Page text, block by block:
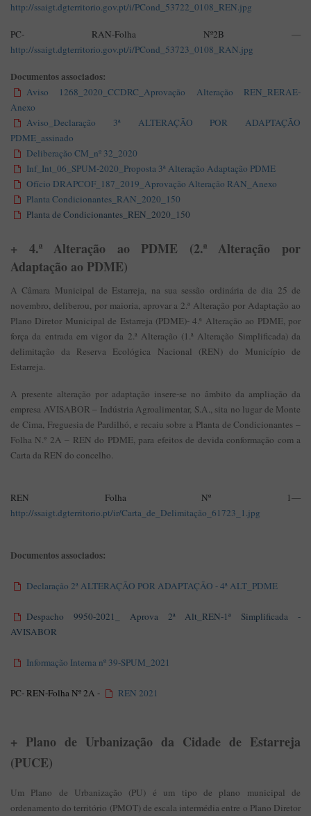
http://ssaigt.dgterritorio.gov.pt/i/PCond_53722_0108_REN.jpg
PC- RAN-Folha Nº2B —
http://ssaigt.dgterritorio.gov.pt/i/PCond_53723_0108_RAN.jpg
Documentos associados:
Aviso 1268_2020_CCDRC_Aprovação Alteração REN_RERAE-
Anexo
Aviso_Declaração 3ª ALTERAÇÃO POR ADAPTAÇÃO
PDME_assinado
Deliberação CM_nº 32_2020
Inf_Int_06_SPUM-2020_Proposta 3ª Alteração Adaptação PDME
Ofício DRAPCOF_187_2019_Aprovação Alteração RAN_Anexo
Planta Condicionantes_RAN_2020_150
Planta de Condicionantes_REN_2020_150
+ 4.ª Alteração ao PDME (2.ª Alteração por
Adaptação ao PDME)
A Câmara Municipal de Estarreja, na sua sessão ordinária de dia 25 de
novembro, deliberou, por maioria, aprovar a 2.ª Alteração por Adaptação ao
Plano Diretor Municipal de Estarreja (PDME)- 4.ª Alteração ao PDME, por
força da entrada em vigor da 2.ª Alteração (1.ª Alteração Simplificada) da
delimitação da Reserva Ecológica Nacional (REN) do Município de
Estarreja.
A presente alteração por adaptação insere-se no âmbito da ampliação da
empresa AVISABOR – Indústria Agroalimentar, S.A., sita no lugar de Monte
de Cima, Freguesia de Pardilhó, e recaiu sobre a Planta de Condicionantes –
Folha N.º 2A – REN do PDME, para efeitos de devida conformação com a
Carta da REN do concelho.
REN Folha Nº 1—
http://ssaigt.dgterritorio.pt/ir/Carta_de_Delimitação_61723_1.jpg
Documentos associados:
Declaração 2ª ALTERAÇÃO POR ADAPTAÇÃO - 4ª ALT_PDME
Despacho 9950-2021_ Aprova 2ª Alt_REN-1ª Simplificada -
AVISABOR
Informação Interna nº 39-SPUM_2021
PC- REN-Folha Nº 2A - REN 2021
+ Plano de Urbanização da Cidade de Estarreja
(PUCE)
Um Plano de Urbanização (PU) é um tipo de plano municipal de
ordenamento do território (PMOT) de escala intermédia entre o Plano Diretor